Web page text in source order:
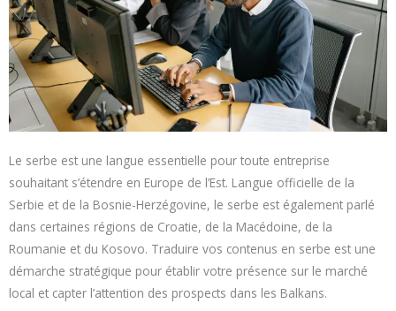
Le serbe est une langue essentielle pour toute entreprise
souhaitant s’étendre en Europe de l’Est. Langue officielle de la
Serbie et de la Bosnie-Herzégovine, le serbe est également parlé
dans certaines régions de Croatie, de la Macédoine, de la
Roumanie et du Kosovo. Traduire vos contenus en serbe est une
démarche stratégique pour établir votre présence sur le marché
local et capter l’attention des prospects dans les Balkans.